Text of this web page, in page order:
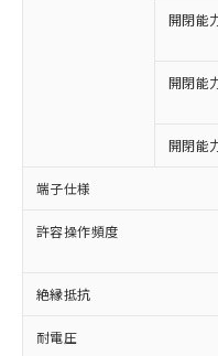
開閉能
開閉能
開閉能
端子仕様
許容操作頻度
絶縁抵抗
耐電圧
以下の条件をお
本サービ
商品の当社
(税抜)を提
当社制御
本サービ
ことをご
在庫状況
記載して
タに基づ
準価格と
対応予定なし：
非含有に非対応
調査・確認中：
非含有の対応状
非該当品：ライ
害物質有無と関
仕入先様の事情
いたものが、含
むを得ず変更す
*EU RoHS指令（10物質
鉛(Pb) 1000ppm以下
六価クロム(Cr(Ⅵ))
「○」：最大均
基準値以下であ
「×」：最大均
基準値を超えて
「－」：未確認
当社は、
為替およ
（以下｢規
または国
国政府の
可)を取得